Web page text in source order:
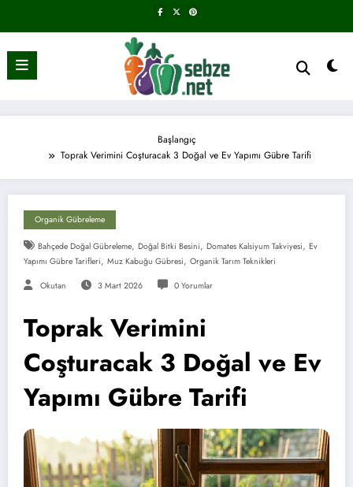
Başlangıç
Toprak Verimini Coşturacak 3 Doğal ve Ev Yapımı Gübre Tarifi
Organik Gübreleme
Bahçede Doğal Gübreleme, Doğal Bitki Besini, Domates Kalsiyum Takviyesi, Ev
Yapımı Gübre Tarifleri, Muz Kabuğu Gübresi, Organik Tarım Teknikleri
Okutan 3 Mart 2026 0 Yorumlar
Toprak Verimini
Coşturacak 3 Doğal ve Ev
Yapımı Gübre Tarifi